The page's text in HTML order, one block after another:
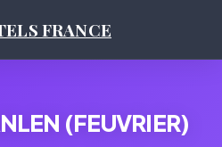
FRANCE
(FEUVRIER)